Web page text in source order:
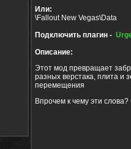
Или:
\Fallout New Vegas\Data
Подключить плагин -
Описание:
Этот мод превращает
разных верстака, плита и
перемещения
Впрочем к чему эти